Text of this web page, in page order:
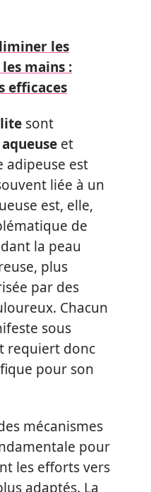
les
mains :
efficaces
sont
aqueuse et
adipeuse est
liée à un
est, elle,
de
la peau
plus
par des
Chacun
sous
requiert donc
pour son
mécanismes
pour
les efforts vers
adaptés. La